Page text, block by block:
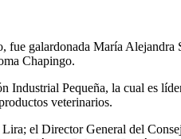
galardonada María
Chapingo.
Pequeña, la cual es
veterinarios.
el Director General del